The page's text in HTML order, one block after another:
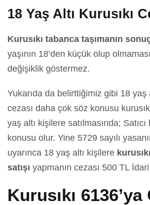
18 Yaş Altı Kurusıkı
Kurusıkı tabanca taşımanın
yaşının 18’den küçük olup
değişiklik göstermez.
Yukarıda da belirttiğimiz gibi 18 yaş
cezası daha çok söz konusu
yaş altı kişilere satılmasında;
konusu olur. Yine 5729 sayılı
uyarınca 18 yaş altı kişilere
satışı yapmanın cezası 500 TL
Kurusıkı